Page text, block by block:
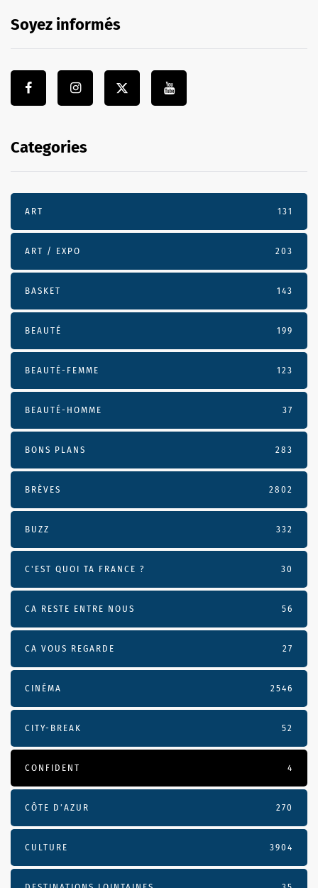
Soyez informés
Categories
ART 131
ART / EXPO 203
BASKET 143
BEAUTÉ 199
BEAUTÉ-FEMME 123
BEAUTÉ-HOMME 37
BONS PLANS 283
BRÈVES 2802
BUZZ 332
C'EST QUOI TA FRANCE ? 30
CA RESTE ENTRE NOUS 56
CA VOUS REGARDE 27
CINÉMA 2546
CITY-BREAK 52
CONFIDENT 4
CÔTE D’AZUR 270
CULTURE 3904